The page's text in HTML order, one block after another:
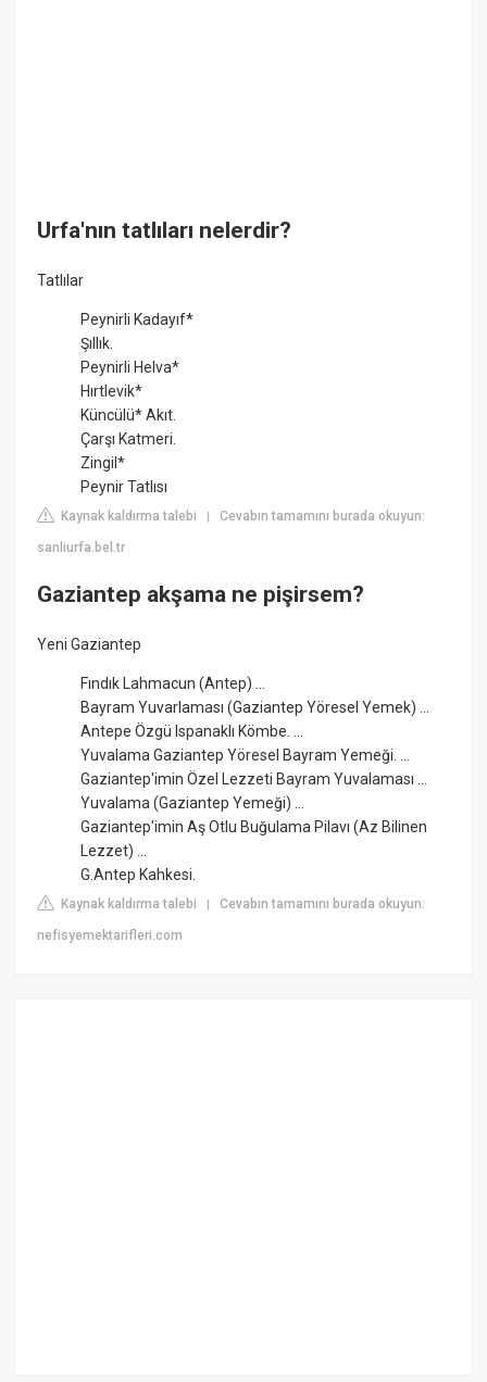
Urfa'nın tatlıları nelerdir?
Tatlılar
Peynirli Kadayıf*
Şıllık.
Peynirli Helva*
Hırtlevik*
Küncülü* Akıt.
Çarşı Katmeri.
Zingil*
Peynir Tatlısı
Kaynak kaldırma talebi |Cevabın tamamını burada okuyun:
sanliurfa.bel.tr
Gaziantep akşama ne pişirsem?
Yeni Gaziantep
Fındık Lahmacun (Antep) ...
Bayram Yuvarlaması (Gaziantep Yöresel Yemek) ...
Antepe Özgü Ispanaklı Kömbe. ...
Yuvalama Gaziantep Yöresel Bayram Yemeği. ...
Gaziantep'imin Özel Lezzeti Bayram Yuvalaması ...
Yuvalama (Gaziantep Yemeği) ...
Gaziantep'imin Aş Otlu Buğulama Pilavı (Az Bilinen
Lezzet) ...
G.Antep Kahkesi.
Kaynak kaldırma talebi |Cevabın tamamını burada okuyun:
nefisyemektarifleri.com